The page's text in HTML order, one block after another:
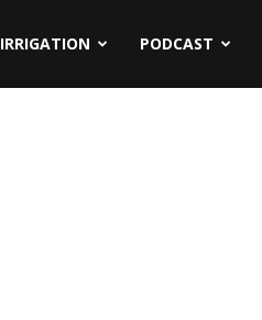
IRRIGATION PODCAST